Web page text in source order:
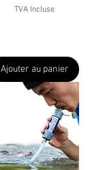
TVA Incluse
Ajouter au panier